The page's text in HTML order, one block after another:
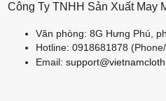
Công Ty TNHH Sản Xuất May
Văn phòng: 8G Hưng Phú,
Hotline: 0918681878
Email: